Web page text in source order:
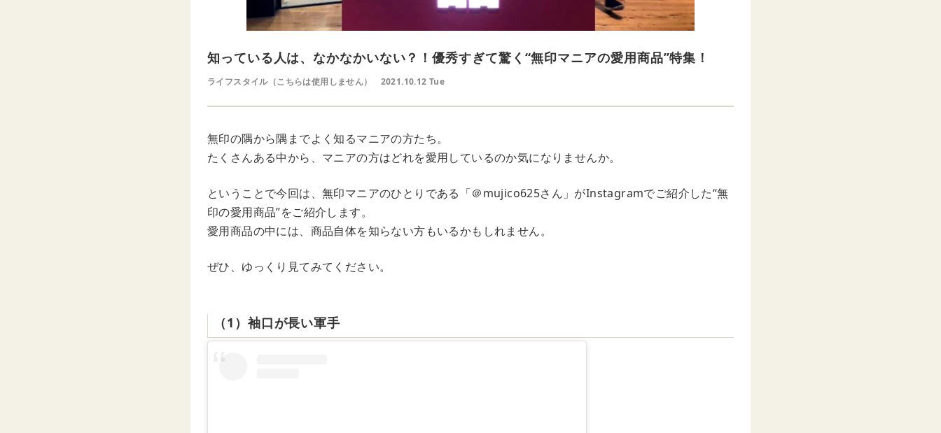
知っている人は、なかなかいない？！優秀すぎて驚く“無印マニアの愛用商品”特集！
ライフスタイル（こちらは使用しません） 2021.10.12 Tue
無印の隅から隅までよく知るマニアの方たち。
たくさんある中から、マニアの方はどれを愛用しているのか気になりませんか。
ということで今回は、無印マニアのひとりである「＠mujico625さん」がInstagramでご紹介した“無
印の愛用商品”をご紹介します。
愛用商品の中には、商品自体を知らない方もいるかもしれません。
ぜひ、ゆっくり見てみてください。
（1）袖口が長い軍手